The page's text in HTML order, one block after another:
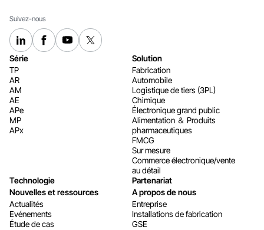
Suivez-nous
Série
TP
AR
AM
AE
APe
MP
APx
Solution
Fabrication
Automobile
Logistique de tiers (3PL)
Chimique
Électronique grand public
Alimentation ＆ Produits
pharmaceutiques
FMCG
Sur mesure
Commerce électronique/vente
au détail
Technologie
Partenariat
Nouvelles et ressources
Actualités
Evénements
Étude de cas
A propos de nous
Entreprise
Installations de fabrication
GSE